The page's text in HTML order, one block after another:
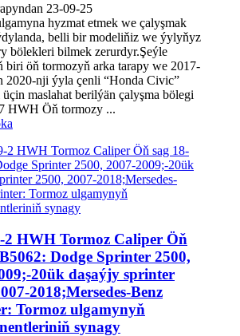
23-09-25
hyzmat etmek we çalyşmak
belli bir modeliňiz we ýylyňyz
bölekleri bilmek zerurdyr.Şeýle
biri öň tormozyň arka tarapy we 2017-
2020-nji ýyla çenli “Honda Civic”
maslahat berilýän çalyşma bölegi
HWH Öň tormozy ...
2 HWH Tormoz Caliper Öň
Dodge Sprinter 2500,
20ük daşaýjy sprinter
2018;Mersedes-Benz
Tormoz ulgamynyň
synagy